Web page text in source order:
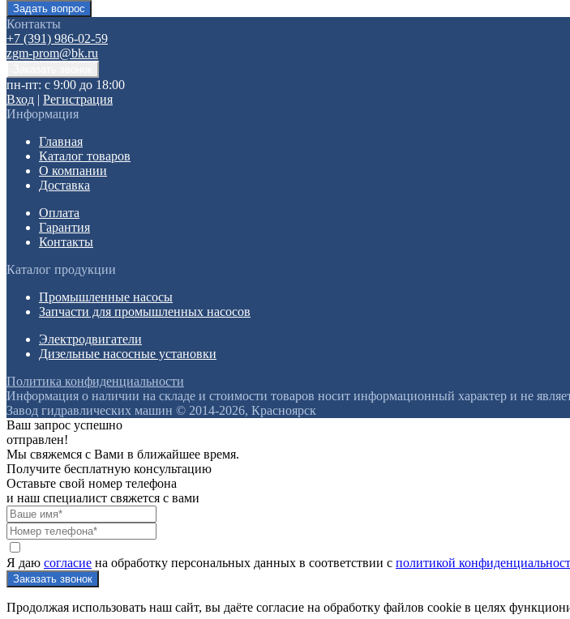
Контакты
+7 (391) 986-02-59
zgm-prom@bk.ru
пн-пт: с 9:00 до 18:00
Вход | Регистрация
Информация
Главная
Каталог товаров
О компании
Доставка
Оплата
Гарантия
Контакты
Каталог продукции
Промышленные насосы
Запчасти для промышленных насосов
Электродвигатели
Дизельные насосные установки
Политика конфиденциальности
Информация о наличии на складе и стоимости товаров носит информационный характер и не
Завод гидравлических машин © 2014-2026, Красноярск
Ваш запрос успешно
отправлен!
Мы свяжемся с Вами в ближайшее время.
Получите бесплатную консультацию
Оставьте свой номер телефона
и наш специалист свяжется с вами
Я даю согласие на обработку персональных данных в соответствии с политикой
Продолжая использовать наш сайт, вы даёте согласие на обработку файлов cookie в целях